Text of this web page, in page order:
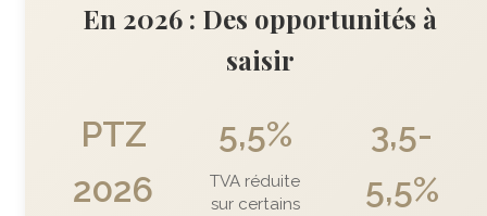
En 2026 : Des opportunités à
saisir
PTZ
2026
5,5%
TVA réduite
sur certains
3,5-
5,5%